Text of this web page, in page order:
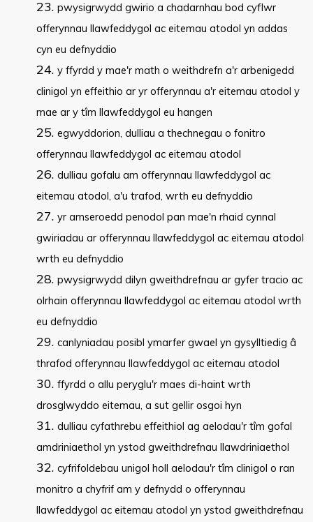
pwysigrwydd gwirio a chadarnhau bod cyflwr
offerynnau llawfeddygol ac eitemau atodol yn addas
cyn eu defnyddio
y ffyrdd y mae'r math o weithdrefn a'r arbenigedd
clinigol yn effeithio ar yr offerynnau a'r eitemau atodol y
mae ar y tîm llawfeddygol eu hangen
egwyddorion, dulliau a thechnegau o fonitro
offerynnau llawfeddygol ac eitemau atodol
dulliau gofalu am offerynnau llawfeddygol ac
eitemau atodol, a'u trafod, wrth eu defnyddio
yr amseroedd penodol pan mae'n rhaid cynnal
gwiriadau ar offerynnau llawfeddygol ac eitemau atodol
wrth eu defnyddio
pwysigrwydd dilyn gweithdrefnau ar gyfer tracio ac
olrhain offerynnau llawfeddygol ac eitemau atodol wrth
eu defnyddio
canlyniadau posibl ymarfer gwael yn gysylltiedig â
thrafod offerynnau llawfeddygol ac eitemau atodol
ffyrdd o allu peryglu'r maes di-haint wrth
drosglwyddo eitemau, a sut gellir osgoi hyn
dulliau cyfathrebu effeithiol ag aelodau'r tîm gofal
amdriniaethol yn ystod gweithdrefnau llawdriniaethol
cyfrifoldebau unigol holl aelodau'r tîm clinigol o ran
monitro a chyfrif am y defnydd o offerynnau
llawfeddygol ac eitemau atodol yn ystod gweithdrefnau